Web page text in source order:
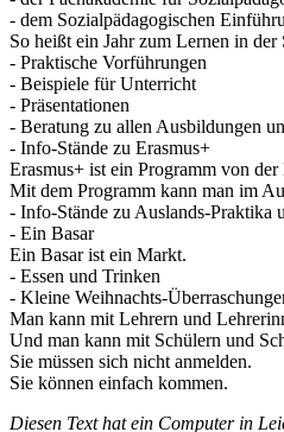
- dem Sozialpädagogischen
So heißt ein Jahr zum Lernen in der
- Praktische Vorführungen
- Beispiele für Unterricht
- Präsentationen
- Beratung zu allen Ausbildungen
- Info-Stände zu Erasmus+
Erasmus+ ist ein Programm von der
Mit dem Programm kann man im
- Info-Stände zu Auslands-Praktika
- Ein Basar
Ein Basar ist ein Markt.
- Essen und Trinken
- Kleine Weihnachts-
Man kann mit Lehrern und
Und man kann mit Schülern und
Sie müssen sich nicht anmelden.
Sie können einfach kommen.
Diesen Text hat ein Computer in